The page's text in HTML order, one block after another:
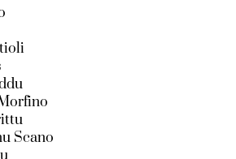
Scano